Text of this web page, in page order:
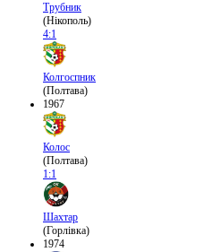
Трубник
(Нікополь)
4:1
Колгоспник
(Полтава)
1967
Колос
(Полтава)
1:1
Шахтар
(Горлівка)
1974